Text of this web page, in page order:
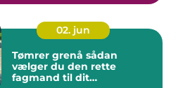
02. jun
Tømrer grenå sådan
vælger du den rette
fagmand til dit